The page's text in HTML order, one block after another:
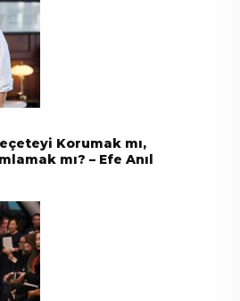
Korumak mı,
mı? – Efe Anıl